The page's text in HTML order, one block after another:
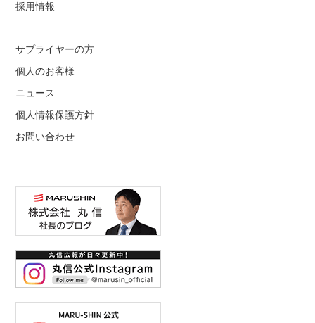
採用情報
サプライヤーの方
個人のお客様
ニュース
個人情報保護方針
お問い合わせ